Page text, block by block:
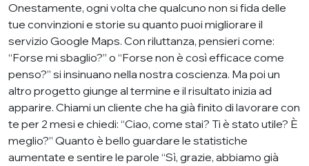
Onestamente, ogni volta che qualcuno non si fida delle
tue convinzioni e storie su quanto puoi migliorare il
servizio Google Maps. Con riluttanza, pensieri come:
“Forse mi sbaglio?” o “Forse non è così efficace come
penso?” si insinuano nella nostra coscienza. Ma poi un
altro progetto giunge al termine e il risultato inizia ad
apparire. Chiami un cliente che ha già finito di lavorare con
te per 2 mesi e chiedi: “Ciao, come stai? Ti è stato utile? È
meglio?” Quanto è bello guardare le statistiche
aumentate e sentire le parole “Sì, grazie, abbiamo già